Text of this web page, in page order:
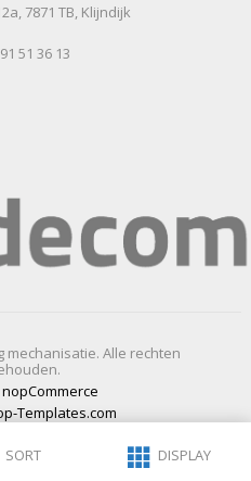
7871 TB, Klijndijk
51 36 13
mechanisatie. Alle rechten
nopCommerce
Templates.com
SORT DISPLAY